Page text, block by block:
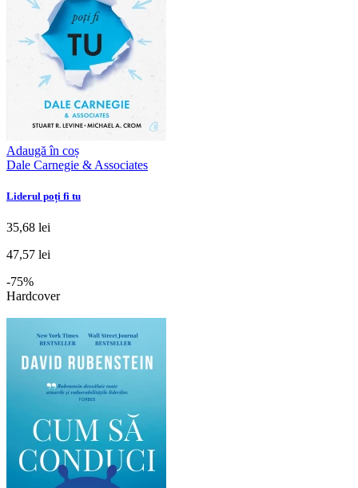
Adaugă în coș
Dale Carnegie & Associates
Liderul poți fi tu
35,68 lei
47,57 lei
-75%
Hardcover